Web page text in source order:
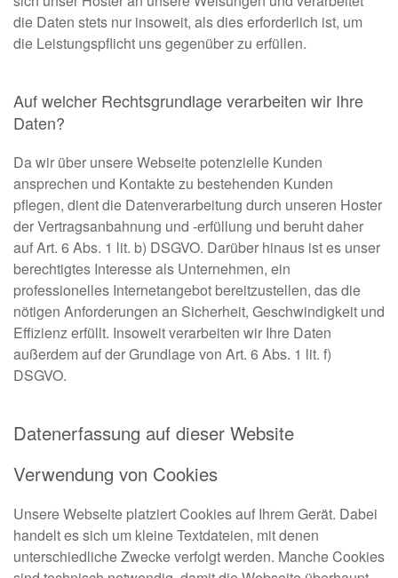
die Daten stets nur insoweit, als dies erforderlich ist, um
die Leistungspflicht uns gegenüber zu erfüllen.
Auf welcher Rechtsgrundlage verarbeiten wir Ihre
Daten?
Da wir über unsere Webseite potenzielle Kunden
ansprechen und Kontakte zu bestehenden Kunden
pflegen, dient die Datenverarbeitung durch unseren Hoster
der Vertragsanbahnung und -erfüllung und beruht daher
auf Art. 6 Abs. 1 lit. b) DSGVO. Darüber hinaus ist es unser
berechtigtes Interesse als Unternehmen, ein
professionelles Internetangebot bereitzustellen, das die
nötigen Anforderungen an Sicherheit, Geschwindigkeit und
Effizienz erfüllt. Insoweit verarbeiten wir Ihre Daten
außerdem auf der Grundlage von Art. 6 Abs. 1 lit. f)
DSGVO.
Datenerfassung auf dieser Website
Verwendung von Cookies
Unsere Webseite platziert Cookies auf Ihrem Gerät. Dabei
handelt es sich um kleine Textdateien, mit denen
unterschiedliche Zwecke verfolgt werden. Manche Cookies